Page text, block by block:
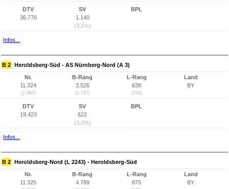
DTV
36.776
SV
1.140
(3,1%)
BPL
Infos...
B 2 Heroldsberg-Süd - AS Nürnberg-Nord (A 3)
Nr.
11.324
(2.963)
B-Rang
3.526
(1.247)
L-Rang
638
(236)
Land
BY
DTV
19.423
SV
622
(3,2%)
BPL
Infos...
B 2 Heroldsberg-Nord (L 2243) - Heroldsberg-Süd
Nr.
11.325
B-Rang
4.789
L-Rang
875
Land
BY